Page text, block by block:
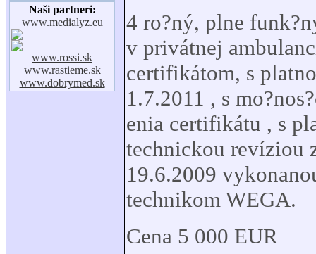
Naši partneri:
www.medialyz.eu
www.rossi.sk
www.rastieme.sk
www.dobrymed.sk
4 ro?ný, plne
v privátnej
certifikátom, s
1.7.2011 , s
enia certifikátu , s
technickou revíziou
19.6.2009
technikom WEGA.
Cena 5 000 EUR